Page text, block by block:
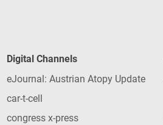
Digital Channels
eJournal: Austrian Atopy Update
car-t-cell
congress x-press